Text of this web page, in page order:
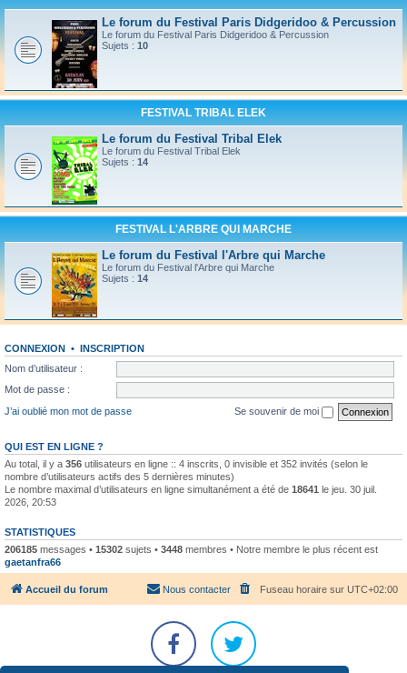
Le forum du Festival Paris Didgeridoo & Percussion
Le forum du Festival Paris Didgeridoo & Percussion
Sujets : 10
FESTIVAL TRIBAL ELEK
Le forum du Festival Tribal Elek
Le forum du Festival Tribal Elek
Sujets : 14
FESTIVAL L'ARBRE QUI MARCHE
Le forum du Festival l'Arbre qui Marche
Le forum du Festival l'Arbre qui Marche
Sujets : 14
CONNEXION • INSCRIPTION
Nom d’utilisateur :
Mot de passe :
J’ai oublié mon mot de passe
Se souvenir de moi
QUI EST EN LIGNE ?
Au total, il y a 356 utilisateurs en ligne :: 4 inscrits, 0 invisible et 352 invités (selon le
nombre d’utilisateurs actifs des 5 dernières minutes)
Le nombre maximal d’utilisateurs en ligne simultanément a été de 18641 le jeu. 30 juil.
2026, 20:53
STATISTIQUES
206185 messages • 15302 sujets • 3448 membres • Notre membre le plus récent est
gaetanfra66
Accueil du forum Fuseau horaire sur UTC+02:00
Nous contacter